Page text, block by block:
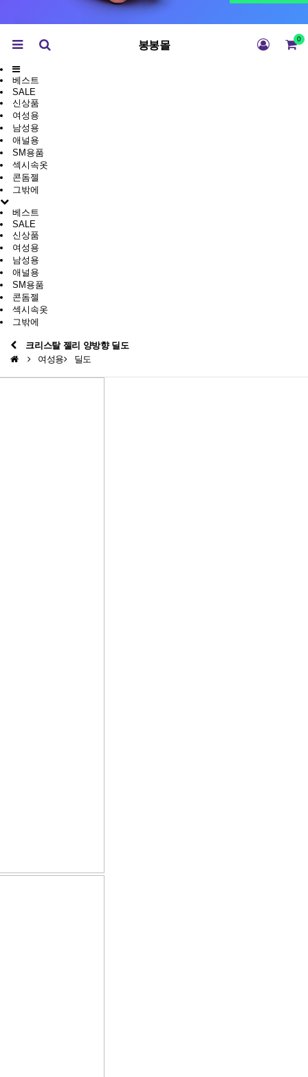
봉봉몰 0
베스트
SALE
신상품
여성용
남성용
애널용
SM용품
섹시속옷
콘돔젤
그밖에
베스트
SALE
신상품
여성용
남성용
애널용
SM용품
콘돔젤
섹시속옷
그밖에
크리스탈 젤리 양방향 딜도
여성용
딜도